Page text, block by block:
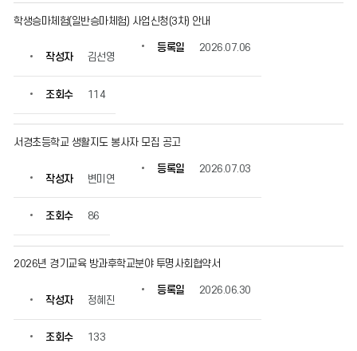
학생승마체험(일반승마체험) 사업신청(3차) 안내
작성자 김선영
등록일 2026.07.06
조회수 114
서경초등학교 생활지도 봉사자 모집 공고
작성자 변미연
등록일 2026.07.03
조회수 86
2026년 경기교육 방과후학교분야 투명사회협약서
작성자 정혜진
등록일 2026.06.30
조회수 133